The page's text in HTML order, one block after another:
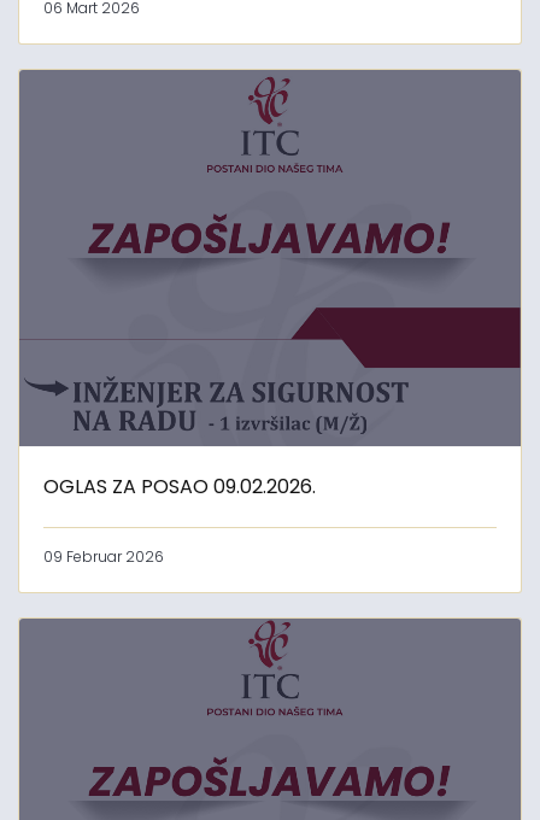
06 Mart 2026
OGLAS ZA POSAO 09.02.2026.
09 Februar 2026